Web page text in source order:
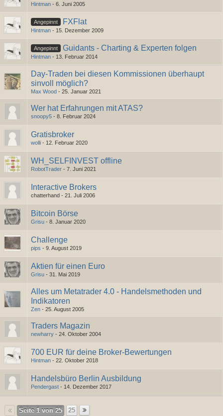
Hintman - 6. Juni 2005
Angepinnt FXFlat
Hintman - 15. Dezember 2009
Angepinnt Guidants - Charting & Experten folgen
Hintman - 13. Februar 2014
Day-Traden bei diesen Kommissionen überhaupt
sinvoll möglich?
Max Wood - 25. Januar 2021
Wer hat Erfahrungen mit ATAS?
snoopy5 - 8. Februar 2024
Gratisbroker
wolli - 12. Februar 2020
WH_SELFINVEST offline
RobotTrader - 7. Juni 2021
Interactive Brokers
chatterhand - 21. Juli 2006
Bitcoin Börse
Grisu - 8. Januar 2020
Challenge
pips - 9. August 2019
Aktien für einen Euro
Grisu - 31. Mai 2019
Alles um Metatrader 4.0 - Handelsmethoden und
Indikatoren
Zen - 25. August 2005
Traders Magazin
newharry - 24. Oktober 2004
700 EUR für deine Broker-Bewertungen
Hintman - 22. Oktober 2018
Handelsbüro Berlin Ausbildung
Pendergast - 14. Dezember 2017
Seite 1 von 25 25